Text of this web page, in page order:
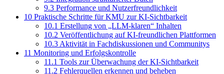
9.3 Performance und Nutzerfreundlichkeit
10 Praktische Schritte für KMU zur KI-Sichtbarkeit
10.1 Erstellung von „LLM-klaren“ Inhalten
10.2 Veröffentlichung auf KI-freundlichen Plattformen
10.3 Aktivität in Fachdiskussionen und Communitys
11 Monitoring und Erfolgskontrolle
11.1 Tools zur Überwachung der KI-Sichtbarkeit
11.2 Fehlerquellen erkennen und beheben